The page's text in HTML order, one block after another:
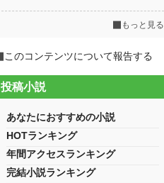
もっと見る
このコンテンツについて報告する
投稿小説
あなたにおすすめの小説
HOTランキング
年間アクセスランキング
完結小説ランキング